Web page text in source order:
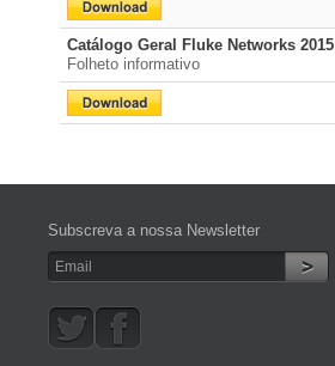
Catálogo Geral Fluke Networks 2015
Folheto informativo
Subscreva a nossa Newsletter